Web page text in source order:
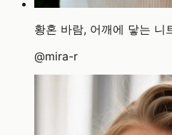
황혼 바람, 어깨에 닿는 니
@mira-r